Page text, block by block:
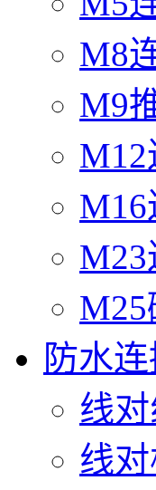
M8
M9
防水
线
线